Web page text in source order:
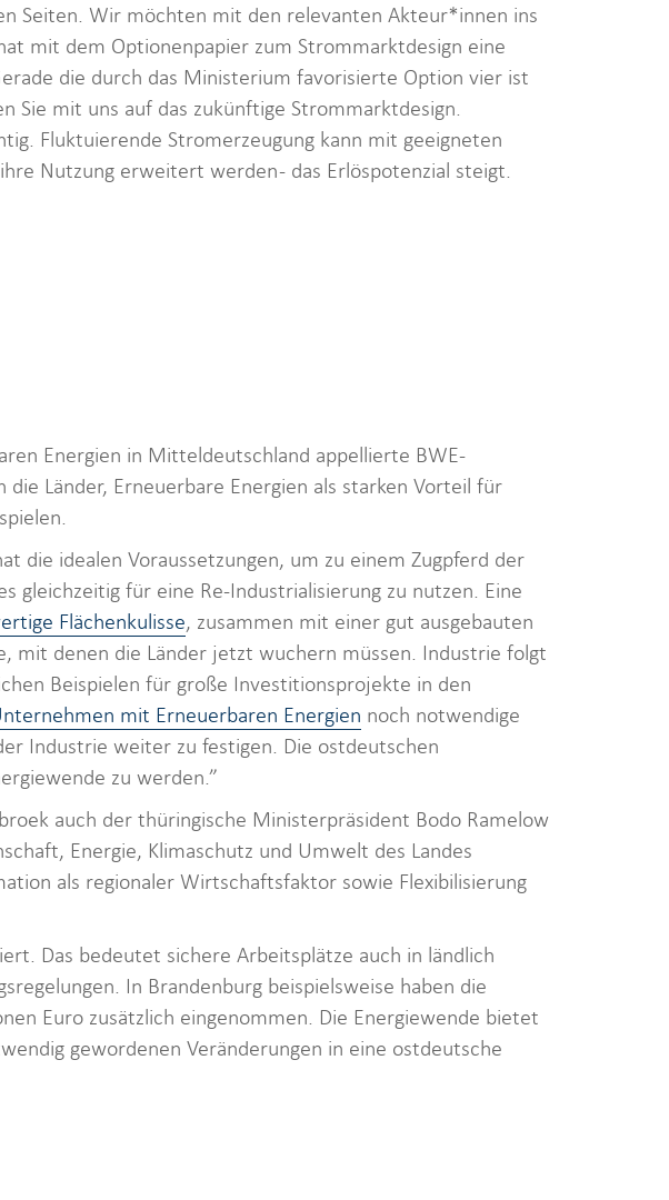
Seiten. Wir möchten mit den relevanten Akteur*innen ins
mit dem Optionenpapier zum Strommarktdesign eine
die durch das Ministerium favorisierte Option vier ist
Sie mit uns auf das zukünftige Strommarktdesign.
Fluktuierende Stromerzeugung kann mit geeigneten
Nutzung erweitert werden - das Erlöspotenzial steigt.
Energien in Mitteldeutschland appellierte BWE-
die Länder, Erneuerbare Energien als starken Vorteil für
die idealen Voraussetzungen, um zu einem Zugpferd der
gleichzeitig für eine Re-Industrialisierung zu nutzen. Eine
Flächenkulisse, zusammen mit einer gut ausgebauten
mit denen die Länder jetzt wuchern müssen. Industrie folgt
Beispielen für große Investitionsprojekte in den
mit Erneuerbaren Energien noch notwendige
Industrie weiter zu festigen. Die ostdeutschen
zu werden.”
auch der thüringische Ministerpräsident Bodo Ramelow
Energie, Klimaschutz und Umwelt des Landes
als regionaler Wirtschaftsfaktor sowie Flexibilisierung
Das bedeutet sichere Arbeitsplätze auch in ländlich
In Brandenburg beispielsweise haben die
Euro zusätzlich eingenommen. Die Energiewende bietet
gewordenen Veränderungen in eine ostdeutsche